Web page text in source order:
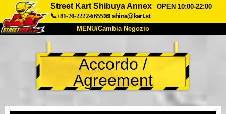
Street Kart Shibuya Annex
OPEN 10:00-22:00
📞+81-70-2222-6655📧 shina@kart.st
MENU/Cambia Negozio
Chi Siamo Specifiche Prezzo
Accesso Recensioni FAQ
Prenotazioni
Accordo /
Agreement